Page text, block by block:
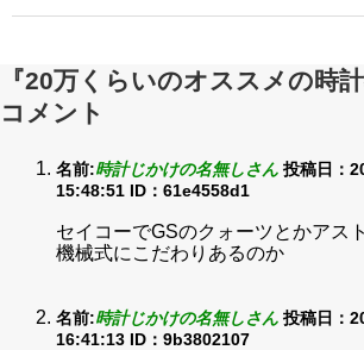
『20万くらいのオススメの時
コメント
名前:時計じかけの名無しさん 投稿日：
15:48:51 ID：61e4558d1
セイコーでGSのクォーツとかアス
機械式にこだわりあるのか
名前:時計じかけの名無しさん 投稿日：
16:41:13 ID：9b3802107